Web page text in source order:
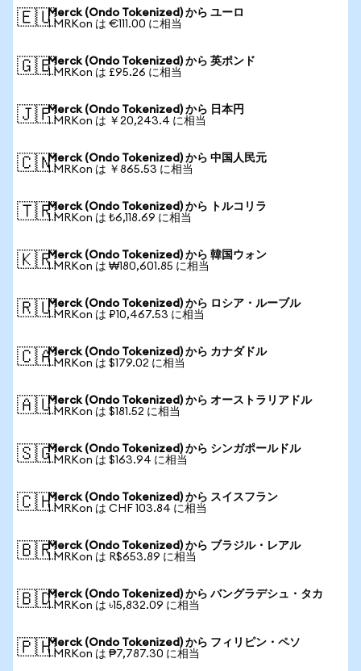
🇪🇺Merck (Ondo Tokenized) から ユーロ
1 MRKon は €111.00 に相当
🇬🇧Merck (Ondo Tokenized) から 英ポンド
1 MRKon は £95.26 に相当
🇯🇵Merck (Ondo Tokenized) から 日本円
1 MRKon は ￥20,243.4 に相当
🇨🇳Merck (Ondo Tokenized) から 中国人民元
1 MRKon は ￥865.53 に相当
🇹🇷Merck (Ondo Tokenized) から トルコリラ
1 MRKon は ₺6,118.69 に相当
🇰🇷Merck (Ondo Tokenized) から 韓国ウォン
1 MRKon は ₩180,601.85 に相当
🇷🇺Merck (Ondo Tokenized) から ロシア・ルーブル
1 MRKon は ₽10,467.53 に相当
🇨🇦Merck (Ondo Tokenized) から カナダドル
1 MRKon は $179.02 に相当
🇦🇺Merck (Ondo Tokenized) から オーストラリアドル
1 MRKon は $181.52 に相当
🇸🇬Merck (Ondo Tokenized) から シンガポールドル
1 MRKon は $163.94 に相当
🇨🇭Merck (Ondo Tokenized) から スイスフラン
1 MRKon は CHF 103.84 に相当
🇧🇷Merck (Ondo Tokenized) から ブラジル・レアル
1 MRKon は R$653.89 に相当
🇧🇩Merck (Ondo Tokenized) から バングラデシュ・タカ
1 MRKon は ৳15,832.09 に相当
🇵🇭Merck (Ondo Tokenized) から フィリピン・ペソ
1 MRKon は ₱7,787.30 に相当